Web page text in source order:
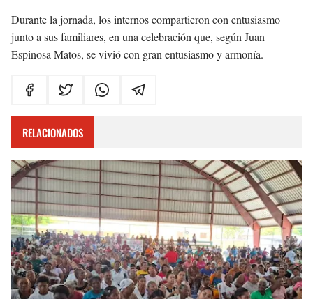
Durante la jornada, los internos compartieron con entusiasmo
junto a sus familiares, en una celebración que, según Juan
Espinosa Matos, se vivió con gran entusiasmo y armonía.
RELACIONADOS